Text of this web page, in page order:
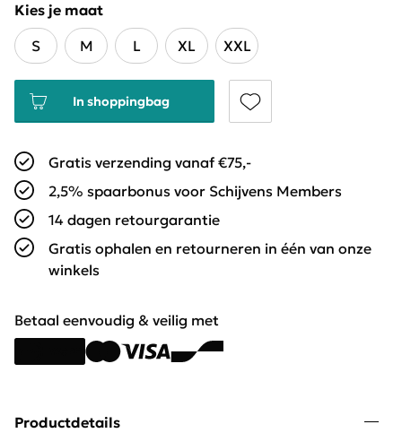
Kies je maat
S
M L XL XXL
In shoppingbag
Gratis verzending vanaf €75,-
2,5% spaarbonus voor Schijvens Members
14 dagen retourgarantie
Gratis ophalen en retourneren in één van onze
winkels
Betaal eenvoudig & veilig met
Productdetails